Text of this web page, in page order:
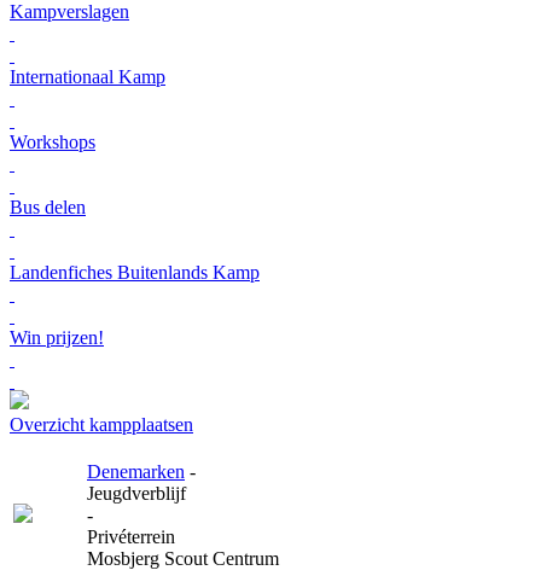
Kampverslagen
Internationaal Kamp
Workshops
Bus delen
Landenfiches Buitenlands Kamp
Win prijzen!
Overzicht kampplaatsen
Denemarken -
Jeugdverblijf
-
Privéterrein
Mosbjerg Scout Centrum